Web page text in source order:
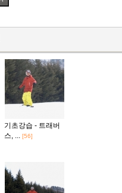
기초강습 - 트래버
스, ... [56]